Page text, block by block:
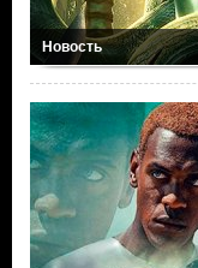
Новость